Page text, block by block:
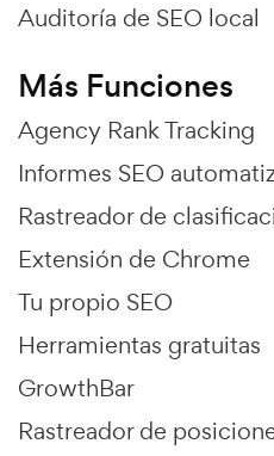
Auditoría de SEO local
Más Funciones
Agency Rank Tracking
Informes SEO
Rastreador de
Extensión de Chrome
Tu propio SEO
Herramientas gratuitas
GrowthBar
Rastreador de